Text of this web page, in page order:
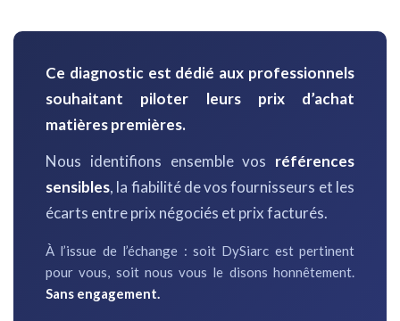
Ce diagnostic est dédié aux professionnels
souhaitant piloter leurs prix d’achat
matières premières.
Nous identifions ensemble vos références
sensibles, la fiabilité de vos fournisseurs et les
écarts entre prix négociés et prix facturés.
À l’issue de l’échange : soit DySiarc est pertinent
pour vous, soit nous vous le disons honnêtement.
Sans engagement.